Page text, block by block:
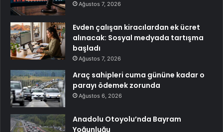
Ağustos 7, 2026
Evden çalışan kiracılardan ek ücret
alınacak: Sosyal medyada tartışma
başladı
Ağustos 7, 2026
Araç sahipleri cuma gününe kadar o
parayı ödemek zorunda
Ağustos 6, 2026
Anadolu Otoyolu’nda Bayram
Yoğunluğu